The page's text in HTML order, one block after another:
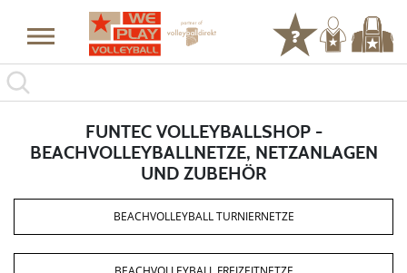
FUNTEC VOLLEYBALLSHOP -
BEACHVOLLEYBALLNETZE, NETZANLAGEN
UND ZUBEHÖR
BEACHVOLLEYBALL TURNIERNETZE